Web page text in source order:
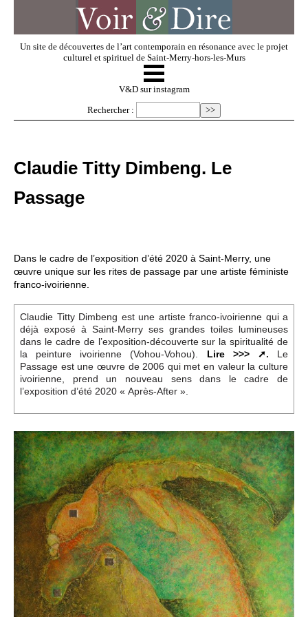
Un site de découvertes de l’art contemporain en résonance avec le projet
culturel et spirituel de Saint-Merry-hors-les-Murs
V & D
Exposer
Dossiers
Événements
Sacré
☰
V&D sur instagram
Rechercher :
Claudie Titty Dimbeng. Le
Passage
Dans le cadre de l’exposition d’été 2020 à Saint-Merry, une
œuvre unique sur les rites de passage par une artiste féministe
franco-ivoirienne.
Claudie Titty Dimbeng est une artiste franco-ivoirienne qui a
déjà exposé à Saint-Merry ses grandes toiles lumineuses
dans le cadre de l’exposition-découverte sur la spiritualité de
la peinture ivoirienne (Vohou-Vohou). Lire >>> . Le
Passage est une œuvre de 2006 qui met en valeur la culture
ivoirienne, prend un nouveau sens dans le cadre de
l’exposition d’été 2020 « Après-After ».